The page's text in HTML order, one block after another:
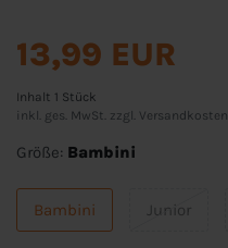
13,99 EUR
Inhalt 1 Stück
inkl. ges. MwSt. zzgl. Versandkosten
Größe: Bambini
Bambini Junior